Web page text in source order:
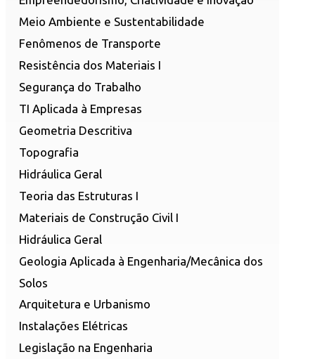
Meio Ambiente e Sustentabilidade
Fenômenos de Transporte
Resistência dos Materiais I
Segurança do Trabalho
TI Aplicada à Empresas
Geometria Descritiva
Topografia
Hidráulica Geral
Teoria das Estruturas I
Materiais de Construção Civil I
Hidráulica Geral
Geologia Aplicada à Engenharia/Mecânica dos
Solos
Arquitetura e Urbanismo
Instalações Elétricas
Legislação na Engenharia